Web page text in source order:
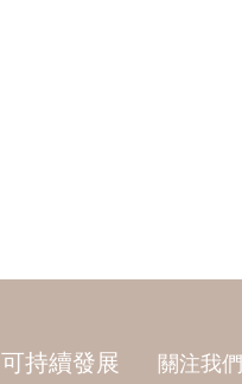
可持續發展 關注我們